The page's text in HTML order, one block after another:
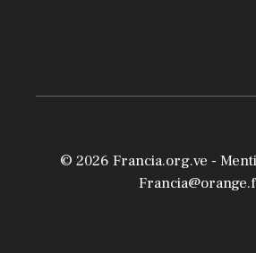
© 2026 Francia.org.ve -